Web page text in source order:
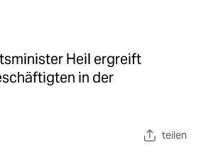
Heil ergreift
in der
teilen